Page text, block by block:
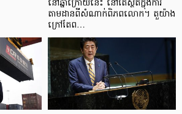
នៅឆ្នាំក្រោយនេះ នៅតែស្ថិតក្នុងការ
តាមដានពីសំណាក់ពិភពលោក។ តួយ៉ាង
ក្រៅតែព…